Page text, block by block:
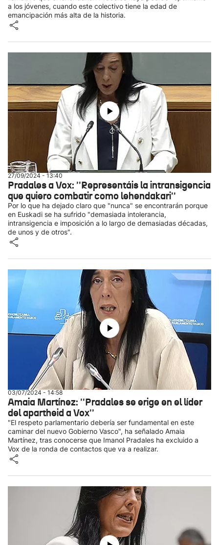
a los jóvenes, cuando este colectivo tiene la edad de
emancipación más alta de la historia.
27/09/2024 - 13:40
Pradales a Vox: ''Representáis la intransigencia
que quiero combatir como lehendakari''
Por lo que ha dejado claro que "nunca" se encontrarán porque
en Euskadi se ha sufrido "demasiada intolerancia,
intransigencia e imposición a lo largo de demasiadas décadas,
de unos y de otros".
03/07/2024 - 14:58
Amaia Martínez: ''Pradales se erige en el líder
del apartheid a Vox''
"El respeto parlamentario debería ser fundamental en este
caminar del nuevo Gobierno Vasco", ha señalado Amaia
Martínez, tras conocerse que Imanol Pradales ha excluido a
Vox de la ronda de contactos que va a realizar.